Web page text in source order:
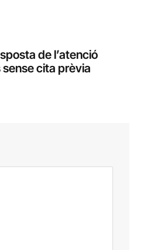
de l’atenció
cita prèvia